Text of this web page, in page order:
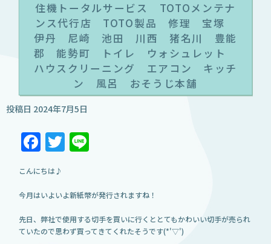
住機トータルサービス TOTOメンテナ
ンス代行店 TOTO製品 修理 宝塚
伊丹 尼崎 池田 川西 猪名川 豊能
郡 能勢町 トイレ ウォシュレット
ハウスクリーニング エアコン キッチ
ン 風呂 おそうじ本舗
投稿日 2024年7月5日
Facebook
Twitter
こんにちは♪
今月はいよいよ新紙幣が発行されますね！
先日、弊社で使用する切手を買いに行くととてもかわいい切手が売られ
ていたので思わず買ってきてくれたそうです(*'▽')